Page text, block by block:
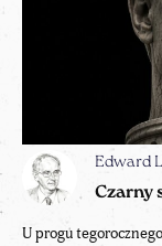
Edward
Czarny
U progu